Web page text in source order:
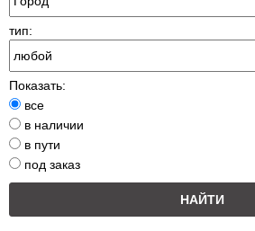
тип:
Показать:
все
в наличии
в пути
под заказ